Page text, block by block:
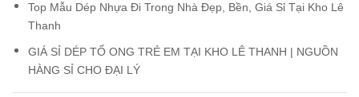
Top Mẫu Dép Nhựa Đi Trong Nhà Đẹp, Bền, Giá Sỉ Tại Kho Lê
Thanh
GIÁ SỈ DÉP TỔ ONG TRẺ EM TẠI KHO LÊ THANH | NGUỒN
HÀNG SỈ CHO ĐẠI LÝ